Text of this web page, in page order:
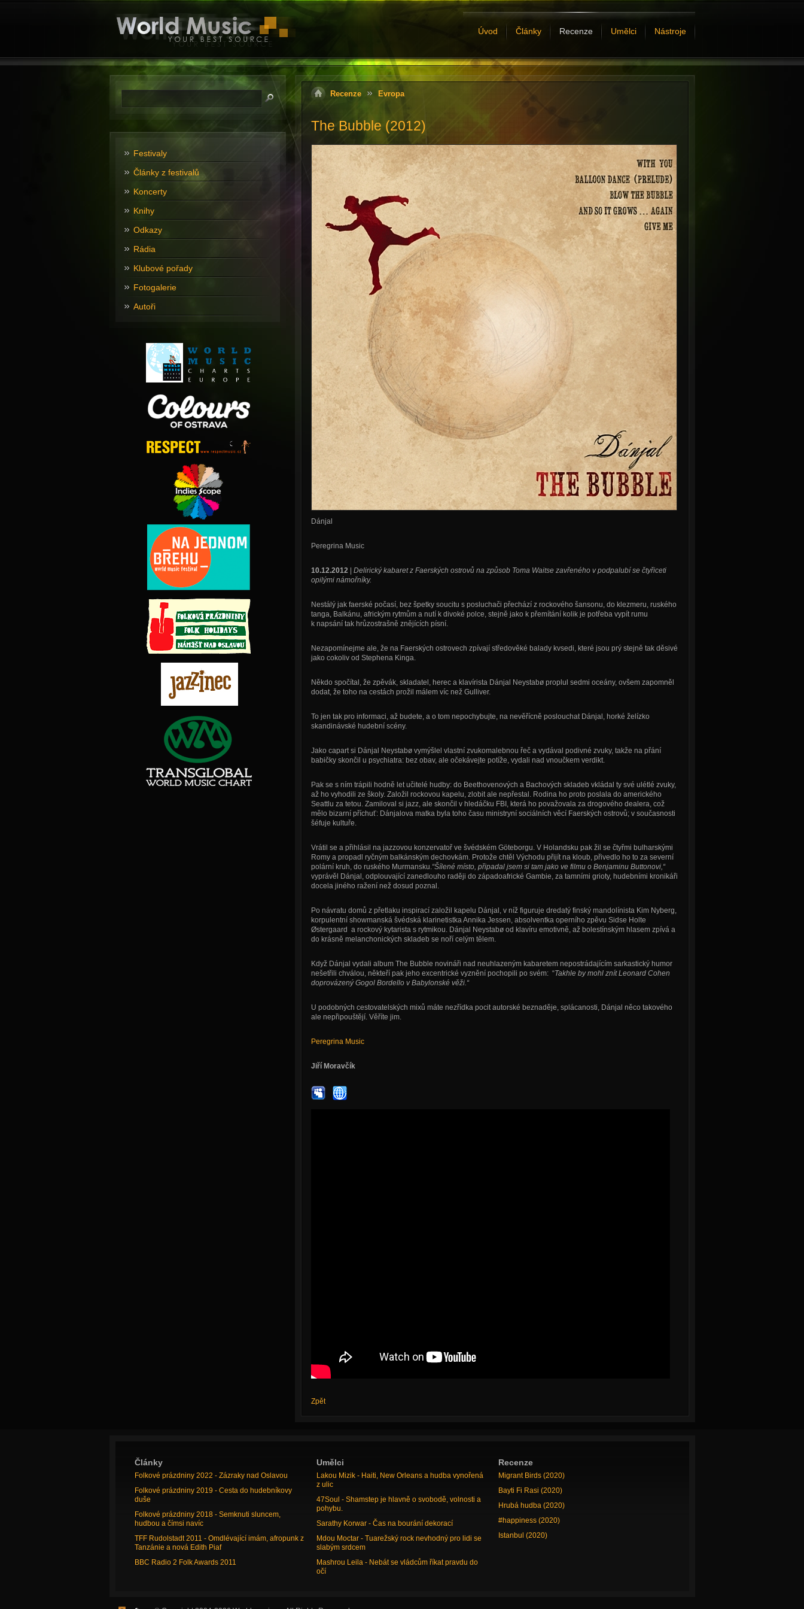
Úvod Články Recenze Umělci Nástroje
Recenze Evropa
The Bubble (2012)
Dánjal
Peregrina Music
10.12.2012| Delirický kabaret z Faerských ostrovů na způsob Toma Waitse zavřeného v podpalubí se čtyřiceti
opilými námořníky.
Nestálý jak faerské počasí, bez špetky soucitu s posluchači přechází z rockového šansonu, do klezmeru, ruského
tanga, Balkánu, africkým rytmům a nutí k divoké polce, stejně jako k přemítání kolik je potřeba vypít rumu
k napsání tak hrůzostrašně znějících písní.
Nezapomínejme ale, že na Faerských ostrovech zpívají středověké balady kvsedi, které jsou prý stejně tak děsivé
jako cokoliv od Stephena Kinga.
Někdo spočítal, že zpěvák, skladatel, herec a klavírista Dánjal Neystabø proplul sedmi oceány, ovšem zapomněl
dodat, že toho na cestách prožil málem víc než Gulliver.
To jen tak pro informaci, až budete, a o tom nepochybujte, na nevěřícně poslouchat Dánjal, horké želízko
skandinávské hudební scény.
Jako capart si Dánjal Neystabø vymýšlel vlastní zvukomalebnou řeč a vydával podivné zvuky, takže na přání
babičky skončil u psychiatra: bez obav, ale očekávejte potíže, vydali nad vnoučkem verdikt.
Pak se s ním trápili hodně let učitelé hudby: do Beethovenových a Bachových skladeb vkládal ty své ulétlé zvuky,
až ho vyhodili ze školy. Založil rockovou kapelu, zlobit ale nepřestal. Rodina ho proto poslala do amerického
Seattlu za tetou. Zamiloval si jazz, ale skončil v hledáčku FBI, která ho považovala za drogového dealera, což
mělo bizarní příchuť: Dánjalova matka byla toho času ministryní sociálních věcí Faerských ostrovů; v současnosti
šéfuje kultuře.
Vrátil se a přihlásil na jazzovou konzervatoř ve švédském Göteborgu. V Holandsku pak žil se čtyřmi bulharskými
Romy a propadl ryčným balkánským dechovkám. Protože chtěl Východu přijít na kloub, přivedlo ho to za severní
polární kruh, do ruského Murmansku.“Šílené místo, připadal jsem si tam jako ve filmu o Benjaminu Buttonovi,“
vyprávěl Dánjal, odplouvající zanedlouho raději do západoafrické Gambie, za tamními grioty, hudebními kronikáři
docela jiného ražení než dosud poznal.
Po návratu domů z přetlaku inspirací založil kapelu Dánjal, v níž figuruje dredatý finský mandolínista Kim Nyberg,
korpulentní showmanská švédská klarinetistka Annika Jessen, absolventka operního zpěvu Sidse Holte
Østergaard a rockový kytarista s rytmikou. Dánjal Neystabø od klavíru emotivně, až bolestínským hlasem zpívá a
do krásně melanchonických skladeb se noří celým tělem.
Když Dánjal vydali album The Bubble novináři nad neuhlazeným kabaretem nepostrádajícím sarkastický humor
nešetřili chválou, někteří pak jeho excentrické vyznění pochopili po svém: “Takhle by mohl znít Leonard Cohen
doprovázený Gogol Bordello v Babylonské věži.“
U podobných cestovatelských mixů máte nezřídka pocit autorské beznaděje, splácanosti, Dánjal něco takového
ale nepřipouštějí. Věříte jim.
Peregrina Music
Jiří Moravčík
Zpět
Festivaly
Články z festivalů
Koncerty
Knihy
Odkazy
Rádia
Klubové pořady
Fotogalerie
Autoři
Články
Folkové prázdniny 2022 - Zázraky nad Oslavou
Folkové prázdniny 2019 - Cesta do hudebníkovy
duše
Folkové prázdniny 2018 - Semknuti sluncem,
hudbou a čímsi navíc
TFF Rudolstadt 2011 - Omdlévající imám, afropunk z
Tanzánie a nová Edith Piaf
BBC Radio 2 Folk Awards 2011
Umělci
Lakou Mizik - Haiti, New Orleans a hudba vynořená
z ulic
47Soul - Shamstep je hlavně o svobodě, volnosti a
pohybu.
Sarathy Korwar - Čas na bourání dekorací
Mdou Moctar - Tuarežský rock nevhodný pro lidi se
slabým srdcem
Mashrou Leila - Nebát se vládcům říkat pravdu do
očí
Recenze
Migrant Birds (2020)
Bayti Fi Rasi (2020)
Hrubá hudba (2020)
#happiness (2020)
Istanbul (2020)